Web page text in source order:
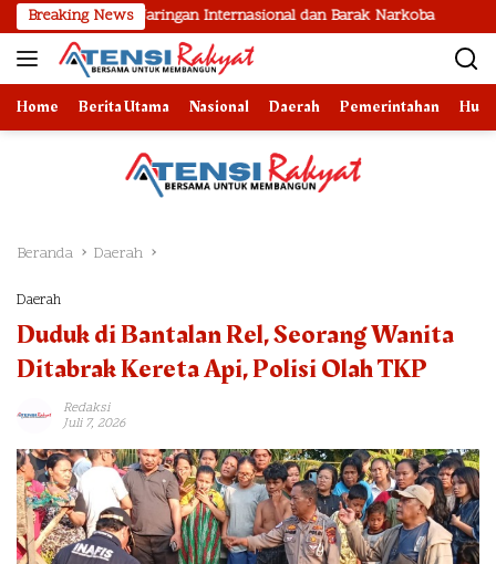
Langsung
ke
konten
Breaking News
Jaringan Internasional dan Barak Narkoba 2 Bulan
Home Berita Utama Nasional Daerah Pemerintahan
Beranda Daerah
Daerah
Duduk di Bantalan Rel, Seorang Wanita
Ditabrak Kereta Api, Polisi Olah TKP
Redaksi
Juli 7, 2026